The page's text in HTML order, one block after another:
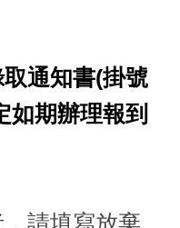
通知書(掛號
如期辦理報到